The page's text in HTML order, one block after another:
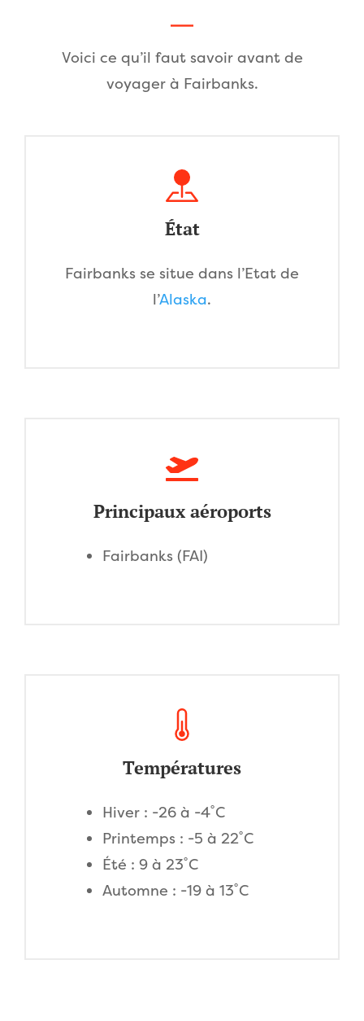
Voici ce qu’il faut savoir avant de
voyager à Fairbanks.
État
Fairbanks se situe dans l’Etat de
l’Alaska.
Principaux aéroports
Fairbanks (FAI)
Températures
Hiver : -26 à -4˚C
Printemps : -5 à 22˚C
Été : 9 à 23˚C
Automne : -19 à 13˚C